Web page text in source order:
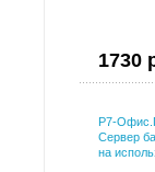
1730
Р7-
Сервер
на